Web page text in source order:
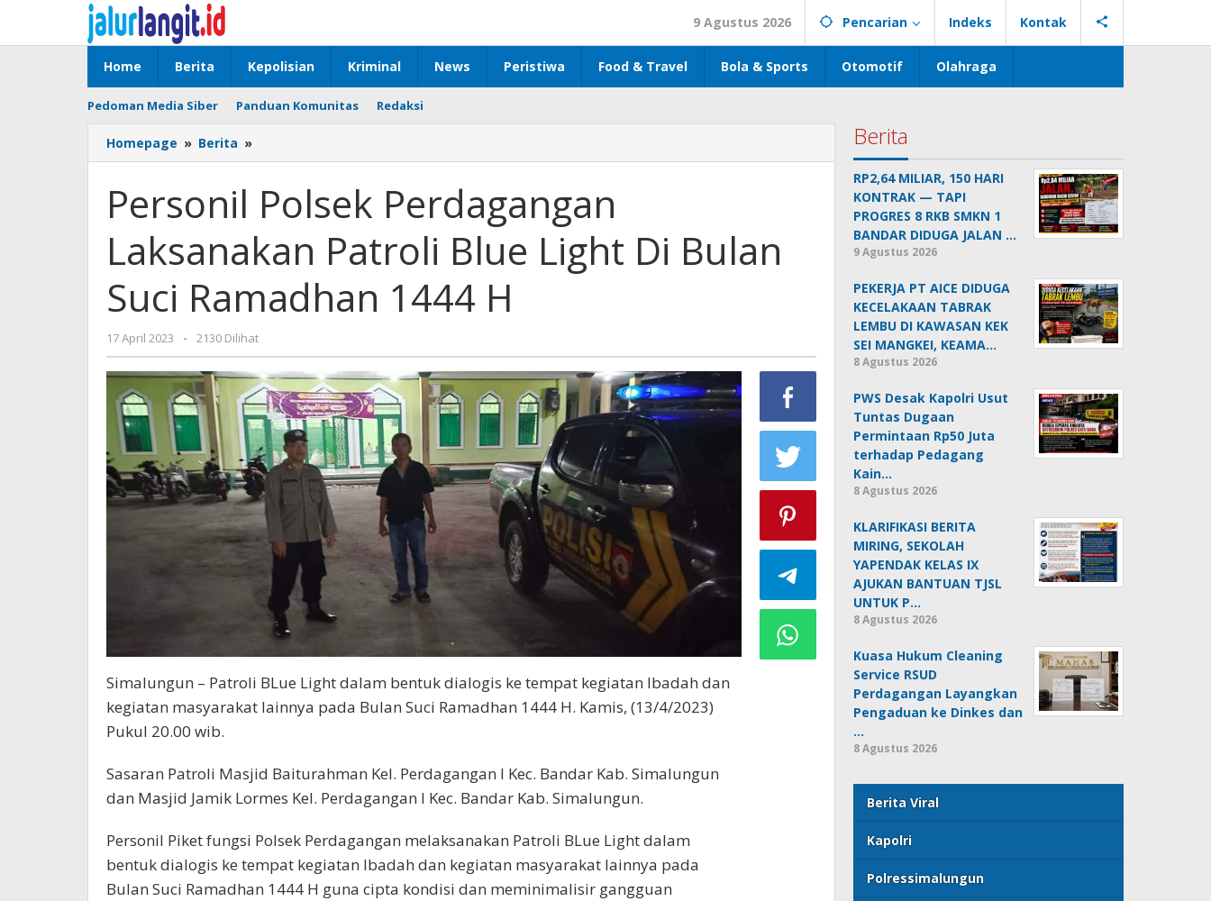
konten
9 Agustus 2026 Pencarian Indeks Kontak
Home Berita Kepolisian Kriminal News Peristiwa Food & Travel Bola & Sports Otomotif Olahraga
Pedoman Media Siber Panduan Komunitas Redaksi
Homepage » Berita »
Polsek
Laksanakan
Patroli
Blue
Light
Bulan
Suci
Ramadhan
Personil Polsek Perdagangan
Laksanakan Patroli Blue Light Di Bulan
Suci Ramadhan 1444 H
17 April 2023
oleh
admin
- 2130 Dilihat
Simalungun – Patroli BLue Light dalam bentuk dialogis ke tempat kegiatan Ibadah dan
kegiatan masyarakat lainnya pada Bulan Suci Ramadhan 1444 H. Kamis, (13/4/2023)
Pukul 20.00 wib.
Sasaran Patroli Masjid Baiturahman Kel. Perdagangan I Kec. Bandar Kab. Simalungun
dan Masjid Jamik Lormes Kel. Perdagangan I Kec. Bandar Kab. Simalungun.
Personil Piket fungsi Polsek Perdagangan melaksanakan Patroli BLue Light dalam
bentuk dialogis ke tempat kegiatan Ibadah dan kegiatan masyarakat lainnya pada
Bulan Suci Ramadhan 1444 H guna cipta kondisi dan meminimalisir gangguan
Berita
RP2,64 MILIAR, 150 HARI
KONTRAK — TAPI
PROGRES 8 RKB SMKN 1
BANDAR DIDUGA JALAN …
9 Agustus 2026
PEKERJA PT AICE DIDUGA
KECELAKAAN TABRAK
LEMBU DI KAWASAN KEK
SEI MANGKEI, KEAMA…
8 Agustus 2026
PWS Desak Kapolri Usut
Tuntas Dugaan
Permintaan Rp50 Juta
terhadap Pedagang
Kain…
8 Agustus 2026
KLARIFIKASI BERITA
MIRING, SEKOLAH
YAPENDAK KELAS IX
AJUKAN BANTUAN TJSL
UNTUK P…
8 Agustus 2026
Kuasa Hukum Cleaning
Service RSUD
Perdagangan Layangkan
Pengaduan ke Dinkes dan
…
8 Agustus 2026
Berita Viral
Kapolri
Polressimalungun